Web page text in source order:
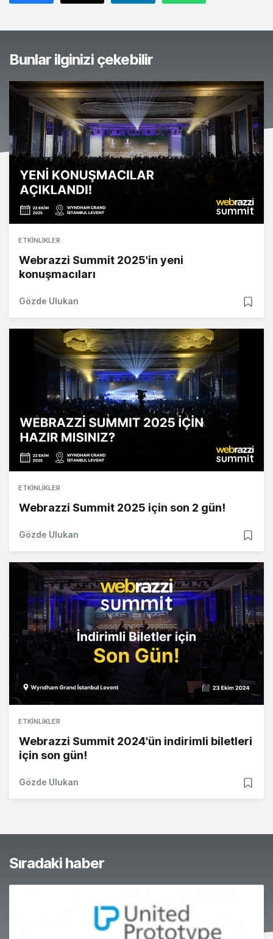
Bunlar ilginizi çekebilir
ETKINLIKLER
Webrazzi Summit 2025'in yeni
konuşmacıları
Gözde Ulukan
ETKINLIKLER
Webrazzi Summit 2025 için son 2 gün!
Gözde Ulukan
ETKINLIKLER
Webrazzi Summit 2024'ün indirimli biletleri
için son gün!
Gözde Ulukan
Sıradaki haber